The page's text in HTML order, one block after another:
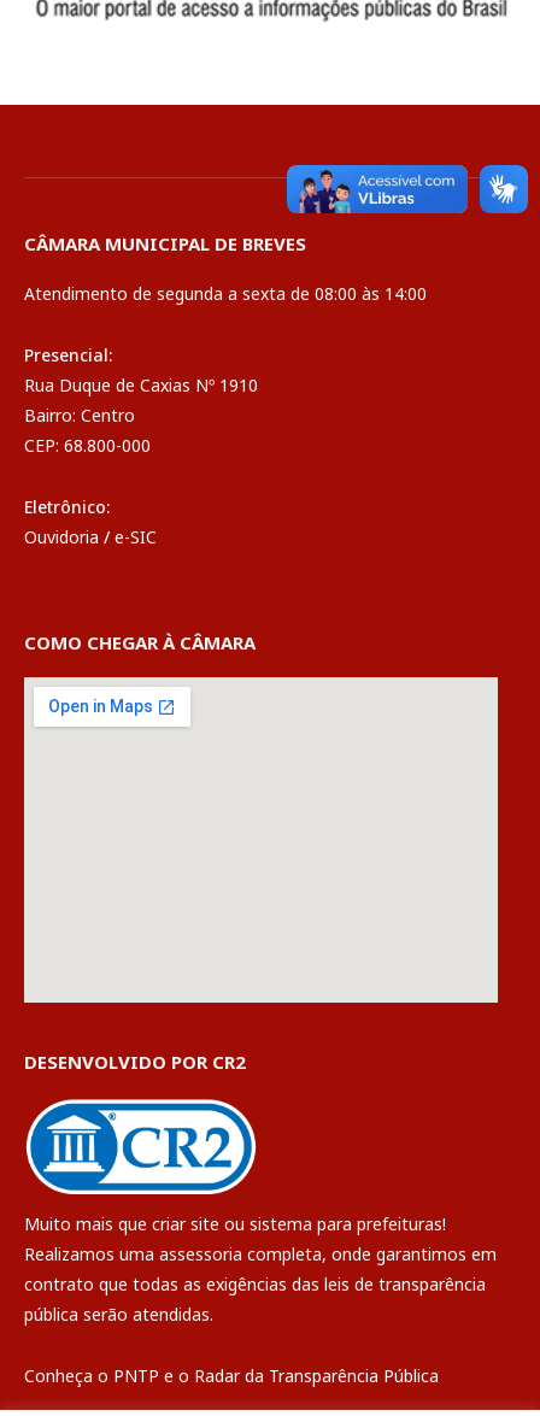
CÂMARA MUNICIPAL DE BREVES
Atendimento de segunda a sexta de 08:00 às 14:00
Presencial:
Rua Duque de Caxias Nº 1910
Bairro: Centro
CEP: 68.800-000
Eletrônico:
Ouvidoria / e-SIC
COMO CHEGAR À CÂMARA
DESENVOLVIDO POR CR2
Muito mais que criar site ou sistema para prefeituras!
Realizamos uma assessoria completa, onde garantimos em
contrato que todas as exigências das leis de transparência
pública serão atendidas.
Conheça o PNTP e o Radar da Transparência Pública